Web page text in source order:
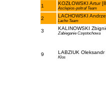
1 KOZŁOWSKI Artur
Asclepios-poltraf Team
2 LACHOWSKI
Lacho Team
3 KALINOWSKI
Zabieganie Częstochowa
9 LABZIUK Oleksandr
Klos